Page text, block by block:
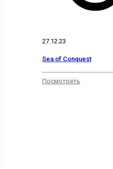
27.12.23
Sea of Conquest
Посмотреть